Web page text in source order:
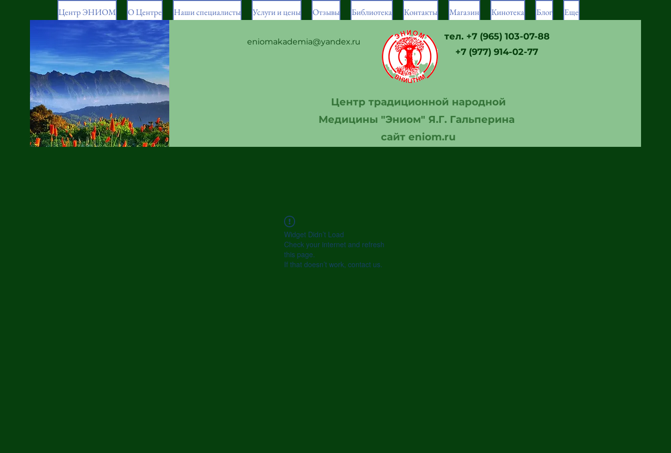
Центр ЭНИОМ О Центре Наши специалисты Услуги и цены Отзывы Библиотека Контакты Магазин Кинотека Блог Еще
eniomakademia@yandex.ru
тел. +7 (965) 103-07-88
+7 (977) 914-02-77
Центр традиционной народной
Медицины "Эниом" Я.Г. Гальперина
сайт eniom.ru
Widget Didn’t Load
Check your internet and refresh
this page.
If that doesn’t work, contact us.